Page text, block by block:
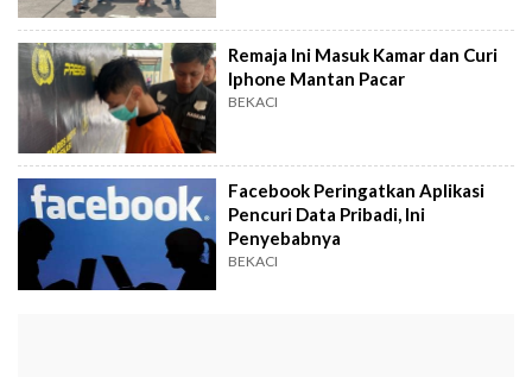
Remaja Ini Masuk Kamar dan Curi
Iphone Mantan Pacar
BEKACI
Facebook Peringatkan Aplikasi
Pencuri Data Pribadi, Ini
Penyebabnya
BEKACI